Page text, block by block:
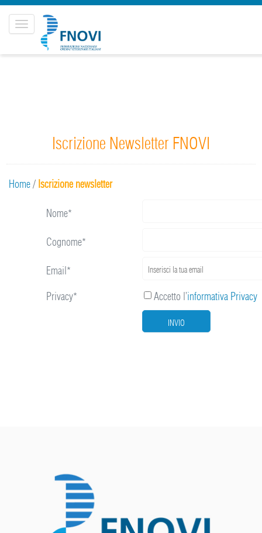
Toggle
navigation
Iscrizione Newsletter FNOVI
Home/ Iscrizione newsletter
Nome*
Cognome*
Email*
Privacy*
Accetto l’informativa Privacy
INVIO